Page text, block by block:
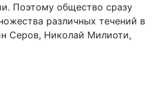
Поэтому общество сразу
различных течений в
Серов, Николай Милиоти,